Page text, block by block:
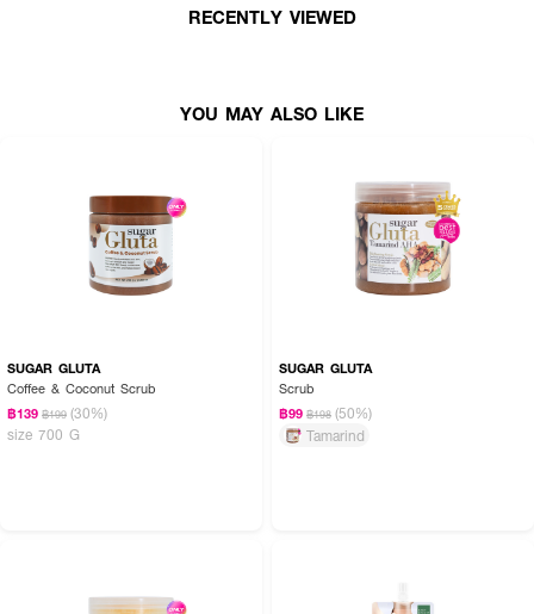
ผู้ที่ต้องการผลัดเซลล์ผิวอย่างอ่อนโยน
ผิวแห้ง ผิวหมองคล้ำ ต้องการความนุ่มและความชุ่มชื้น
ผู้ที่มองหาสครับกลิ่นหอม ใช้ได้ทุกวัน
เพื่อผลลัพธ์ที่ดี ควรใช้เป็นประจำทุกวัน และตามด้วยครีมอาบน้ำโดฟ เพื่อความ
สะอาดล้ำลึกยิ่งขึ้น
RECENTLY VIEWED
YOU MAY ALSO LIKE
SUGAR GLUTA
Coffee & Coconut Scrub
฿139 ฿199 (30%)
size 700 G
SUGAR GLUTA
Scrub
฿99 ฿198 (50%)
Tamarind